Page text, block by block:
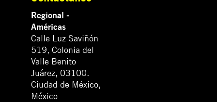
Regional -
Américas
Calle Luz Saviñón
519, Colonia del
Valle Benito
Juárez, 03100.
Ciudad de México,
México